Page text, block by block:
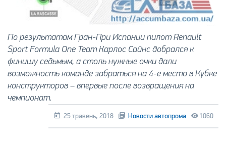
По результатам Гран-При Испании пилот Renault
Sport Formula One Team Карлос Сайнс добрался к
финишу седьмым, а столь нужные очки дали
возможность команде забраться на 4-е место в Кубке
конструкторов – впервые после возвращения на
чемпионат.
25 травень, 2018 Новости автопрома 1060